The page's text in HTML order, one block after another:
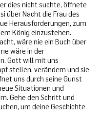
dies nicht suchte, öffnete
über Nacht die Frau des
Herausforderungen, zum
König einzustehen.
wäre nie ein Buch über
wäre in der
Gott will mit uns
stellen, verändern und sie
uns durch seine Gunst
Situationen und
Gehe den Schritt und
um deine Geschichte